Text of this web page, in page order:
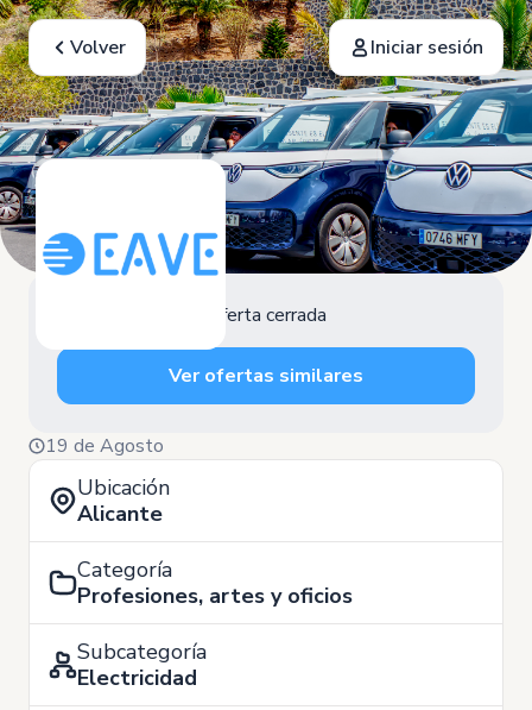
Volver Iniciar sesión
Oferta cerrada
Ver ofertas similares
19 de Agosto
Ubicación
Alicante
Categoría
Profesiones, artes y oficios
Subcategoría
Electricidad